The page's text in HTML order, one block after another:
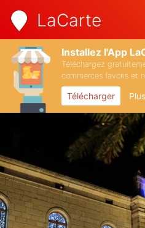
LaCarte
Installez l'App
Téléchargez
commerces favoris et
Télécharger